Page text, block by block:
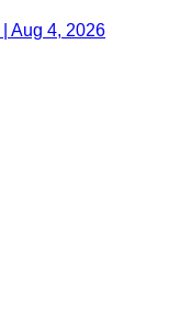
Aug 4, 2026